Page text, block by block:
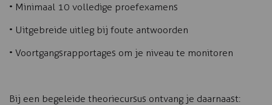
• Minimaal 10 volledige proefexamens
• Uitgebreide uitleg bij foute antwoorden
• Voortgangsrapportages om je niveau te monitoren
Bij een begeleide theoriecursus ontvang je daarnaast: